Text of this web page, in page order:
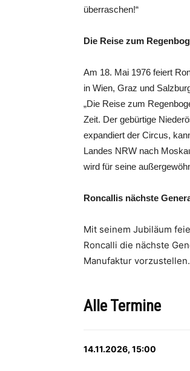
überraschen!“
Die Reise zum
Am 18. Mai 1976 feiert
in Wien, Graz und
„Die Reise zum
Zeit. Der gebürtige
expandiert der Circus,
Landes NRW nach
wird für seine
Roncallis nächste
Mit seinem Jubiläum
Roncalli die nächste
Manufaktur vorzustellen.
Alle Termine
14.11.2026, 15:00